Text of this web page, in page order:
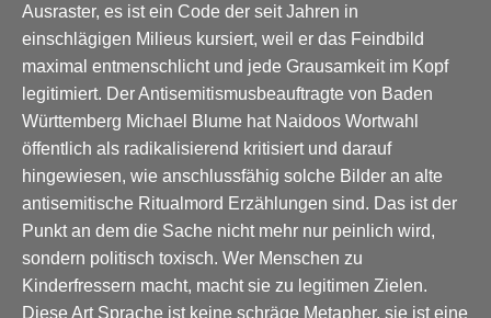
Ausraster, es ist ein Code der seit Jahren in
einschlägigen Milieus kursiert, weil er das Feindbild
maximal entmenschlicht und jede Grausamkeit im Kopf
legitimiert. Der Antisemitismusbeauftragte von Baden
Württemberg Michael Blume hat Naidoos Wortwahl
öffentlich als radikalisierend kritisiert und darauf
hingewiesen, wie anschlussfähig solche Bilder an alte
antisemitische Ritualmord Erzählungen sind. Das ist der
Punkt an dem die Sache nicht mehr nur peinlich wird,
sondern politisch toxisch. Wer Menschen zu
Kinderfressern macht, macht sie zu legitimen Zielen.
Diese Art Sprache ist keine schräge Metapher, sie ist eine